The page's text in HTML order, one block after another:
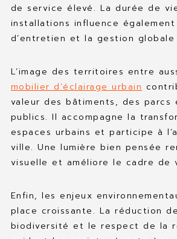
de service élevé. La durée de
installations influence
d’entretien et la gestion globale
L’image des territoires entre
mobilier d’éclairage urbain
valeur des bâtiments, des parcs
publics. Il accompagne la
espaces urbains et participe à
ville. Une lumière bien pensée
visuelle et améliore le cadre de
Enfin, les enjeux
place croissante. La réduction
biodiversité et le respect de la